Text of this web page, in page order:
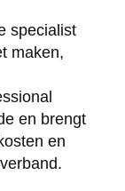
specialist
maken,
en brengt
en